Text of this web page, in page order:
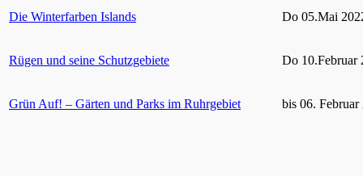
Die Winterfarben Islands Do 05.Mai
Rügen und seine Schutzgebiete Do 10.Februar
Grün Auf! – Gärten und Parks im Ruhrgebiet bis 06. Februar